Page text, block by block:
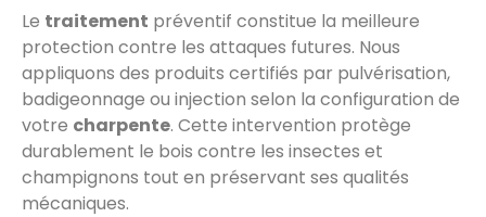
Le traitement préventif constitue la meilleure
protection contre les attaques futures. Nous
appliquons des produits certifiés par pulvérisation,
badigeonnage ou injection selon la configuration de
votre charpente. Cette intervention protège
durablement le bois contre les insectes et
champignons tout en préservant ses qualités
mécaniques.